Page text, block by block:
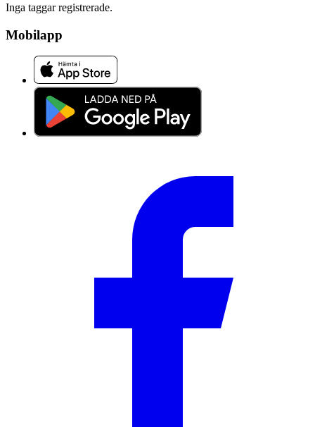
Inga taggar registrerade.
Mobilapp